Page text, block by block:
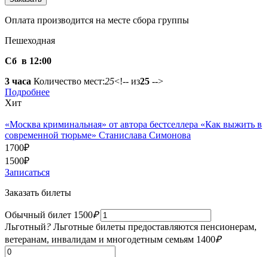
Оплата производится на месте сбора группы
Пешеходная
Сб в 12:00
3 часа Количество мест:25<!-- из25 -->
Подробнее
Хит
«Москва криминальная» от автора бестселлера «Как выжить в
современной тюрьме» Станислава Симонова
1700₽
1500₽
Записаться
Заказать билеты
Обычный билет 1500₽
Льготный? Льготные билеты предоставляются пенсионерам,
ветеранам, инвалидам и многодетным семьям 1400₽